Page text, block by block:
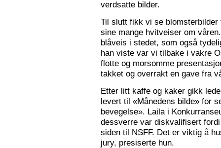
verdsatte bilder.
Til slutt fikk vi se
sine mange hvitveiser om
blåveis i stedet, som også
han viste var vi tilbake i vakre
flotte og morsomme
takket og overrakt en gave fra
Etter litt kaffe og kaker gikk
levert til «Månedens bilde» for
bevegelse». Laila i
dessverre var diskvalifisert
siden til NSFF. Det er viktig å
jury, presiserte hun.